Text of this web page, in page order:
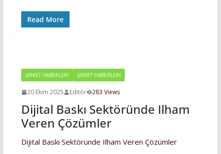
Read More
ŞIRKET HABERLERI ŞİRKET HABERLERİ
20 Ekim 2025 Editör 283 Views
Dijital Baskı Sektöründe Ilham
Veren Çözümler
Dijital Baskı Sektöründe Ilham Veren Çözümler